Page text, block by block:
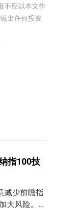
不应以本文作
出任何投资
指100技
减少前瞻指
大风险。若